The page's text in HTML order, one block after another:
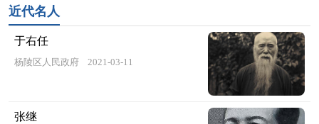
近代名人
于右任
杨陵区人民政府 2021-03-11
张继